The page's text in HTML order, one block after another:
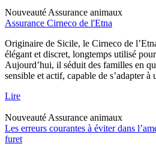
Nouveauté Assurance animaux
Assurance Cirneco de l'Etna
Originaire de Sicile, le Cirneco de
élégant et discret, longtemps utilisé
Aujourd’hui, il séduit des familles en
sensible et actif, capable de s’adapter
Lire
Nouveauté Assurance animaux
Les erreurs courantes à éviter dans
furet